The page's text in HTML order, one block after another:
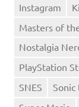
Instagram
Masters of
Nostalgia
PlayStation
SNES